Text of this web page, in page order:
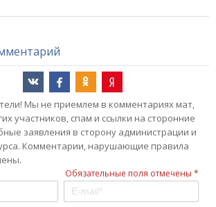
Мы не приемлем в комментариях мат,
участников, спам и ссылки на сторонние
заявления в сторону администрации и
Комментарии, нарушающие правила
Обязательные поля отмечены *